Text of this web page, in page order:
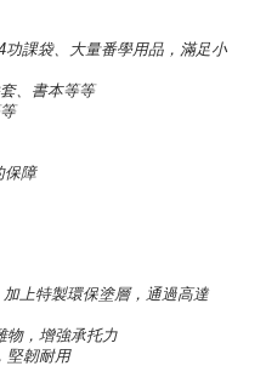
功課袋、大量番學用品，滿足小
、書本等等
保障
加上特製環保塗層，通過高達
物，增強承托力
堅韌耐用